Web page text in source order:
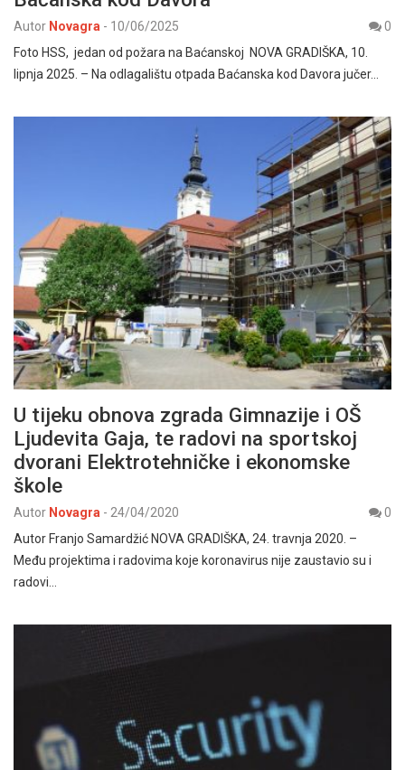
Autor Novagra - 10/06/2025
0
Foto HSS, jedan od požara na Baćanskoj NOVA GRADIŠKA, 10.
lipnja 2025. – Na odlagalištu otpada Baćanska kod Davora jučer…
U tijeku obnova zgrada Gimnazije i OŠ
Ljudevita Gaja, te radovi na sportskoj
dvorani Elektrotehničke i ekonomske
škole
Autor Novagra - 24/04/2020
0
Autor Franjo Samardžić NOVA GRADIŠKA, 24. travnja 2020. –
Među projektima i radovima koje koronavirus nije zaustavio su i
radovi…